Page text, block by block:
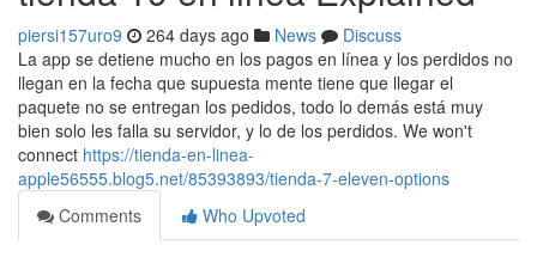
piersi157uro9 264 days ago News
Discuss
La app se detiene mucho en los pagos en línea y los perdidos no
llegan en la fecha que supuesta mente tiene que llegar el
paquete no se entregan los pedidos, todo lo demás está muy
bien solo les falla su servidor, y lo de los perdidos. We won't
connect https://tienda-en-linea-
apple56555.blog5.net/85393893/tienda-7-eleven-options
Comments
Who Upvoted